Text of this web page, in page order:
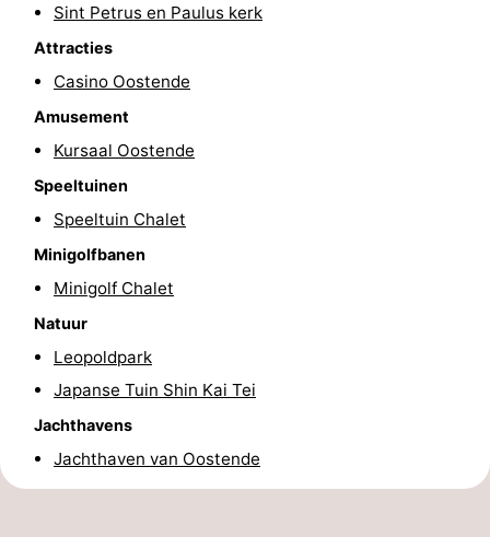
Route
Parkeren
Kusttram
Reisboekenwinkel
Nieuws
Medische
West-
Vlaanderen
Sint Petrus en Paulus kerk
Attracties
Casino Oostende
Amusement
Kursaal Oostende
Speeltuinen
Speeltuin Chalet
Minigolfbanen
Minigolf Chalet
Natuur
Leopoldpark
Japanse Tuin Shin Kai Tei
Jachthavens
Jachthaven van Oostende